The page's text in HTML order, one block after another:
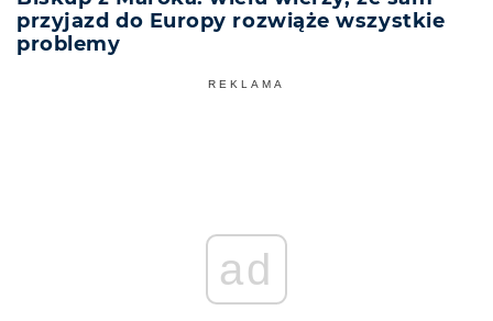
przyjazd do Europy rozwiąże wszystkie
problemy
REKLAMA
ad